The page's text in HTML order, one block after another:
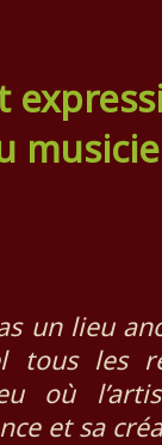
un lieu
tous les
où
et sa